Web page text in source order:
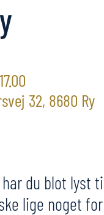
32, 8680 Ry
har du blot
lige noget